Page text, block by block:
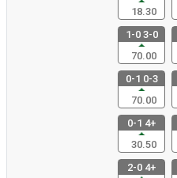
18.30
1-0 3-0
70.00
0-1 0-3
70.00
0-1 4+
30.50
2-0 4+